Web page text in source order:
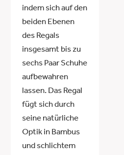
indem sich auf den
beiden Ebenen
des Regals
insgesamt bis zu
sechs Paar Schuhe
aufbewahren
lassen. Das Regal
fügt sich durch
seine natürliche
Optik in Bambus
und schlichtem